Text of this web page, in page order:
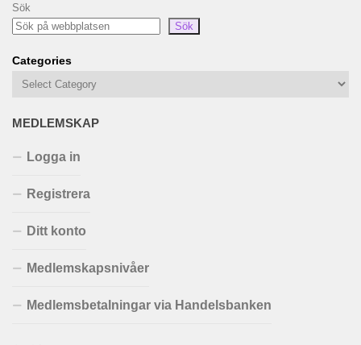
Sök
Sök
Categories
MEDLEMSKAP
Logga in
Registrera
Ditt konto
Medlemskapsnivåer
Medlemsbetalningar via Handelsbanken